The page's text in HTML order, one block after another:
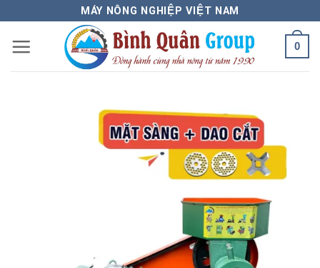
nội
dung
MÁY NÔNG NGHIỆP VIỆT NAM
0